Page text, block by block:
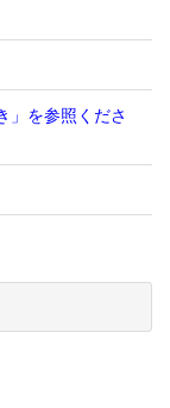
」を参照くださ